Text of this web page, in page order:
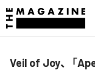
Veil of Joy、「